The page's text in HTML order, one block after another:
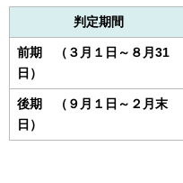
判定期間
前期 （３ 月１日～８月31
日）
後期 （９月１ 日～２月末
日）